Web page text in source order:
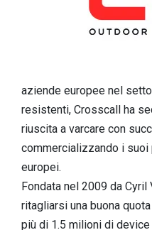
aziende europee nel
resistenti, Crosscall ha
riuscita a varcare con
commercializzando i
europei.
Fondata nel 2009 da
ritagliarsi una buona
più di 1.5 milioni di